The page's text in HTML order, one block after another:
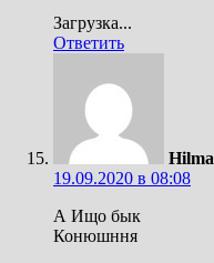
Загрузка...
Ответить
19.09.2020 в 08:08
А Ищо бык
Конюшння